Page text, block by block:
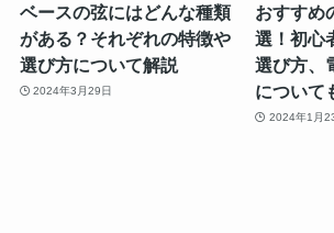
ベースの弦にはどんな種類
がある？それぞれの特徴や
選び方について解説
2024年3月29日
おすすめ
選！初心
選び方、
について
2024年1月